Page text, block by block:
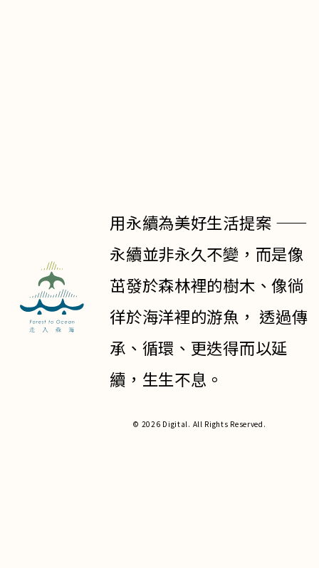
用永續為美好生活提案 ——
永續並非永久不變，而是像
茁發於森林裡的樹木、像徜
徉於海洋裡的游魚， 透過傳
承、循環、更迭得而以延
續，生生不息。
© 2026 Digital. All Rights Reserved.